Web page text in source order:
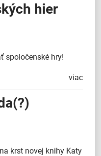
hier
spoločenské hry!
viac
krst novej knihy Katy